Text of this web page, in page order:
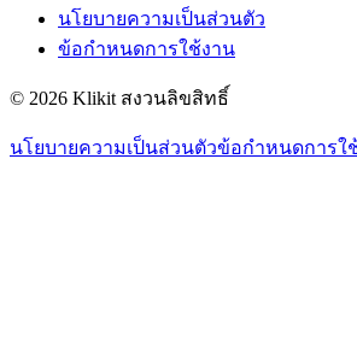
นโยบายความเป็นส่วนตัว
ข้อกำหนดการใช้งาน
© 2026 Klikit สงวนลิขสิทธิ์
นโยบายความเป็นส่วนตัวข้อกำหนดการใ